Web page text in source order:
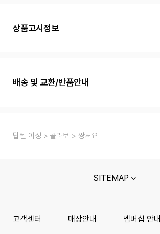
상품고시정보
배송 및 교환/반품안내
탑텐 여성 콜라보 짱셔요
SITEMAP
고객센터 매장안내 멤버십 안내